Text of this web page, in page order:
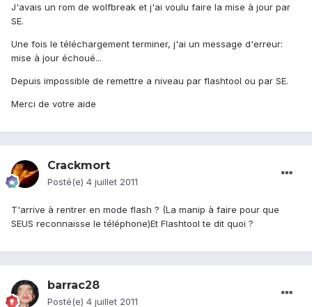
J'avais un rom de wolfbreak et j'ai voulu faire la mise à jour par
SE.
Une fois le téléchargement terminer, j'ai un message d'erreur:
mise à jour échoué...
Depuis impossible de remettre a niveau par flashtool ou par SE.
Merci de votre aide
Crackmort
Posté(e) 4 juillet 2011
T'arrive à rentrer en mode flash ? (La manip à faire pour que
SEUS reconnaisse le téléphone)Et Flashtool te dit quoi ?
barrac28
Posté(e) 4 juillet 2011